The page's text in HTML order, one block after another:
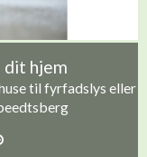
dit hjem
til fyrfadslys eller